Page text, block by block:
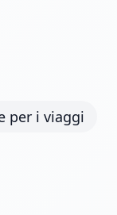
per i viaggi